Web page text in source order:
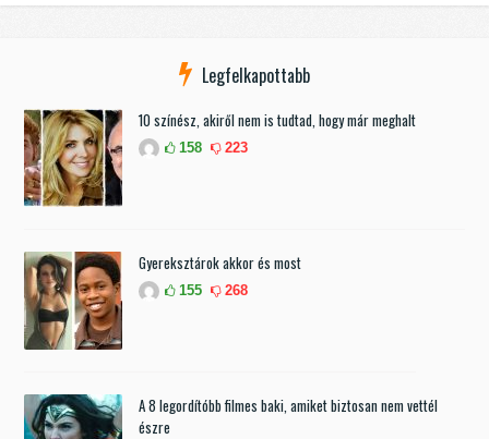
Legfelkapottabb
10 színész, akiről nem is tudtad, hogy már meghalt
158 223
Gyereksztárok akkor és most
155 268
A 8 legordítóbb filmes baki, amiket biztosan nem vettél
észre